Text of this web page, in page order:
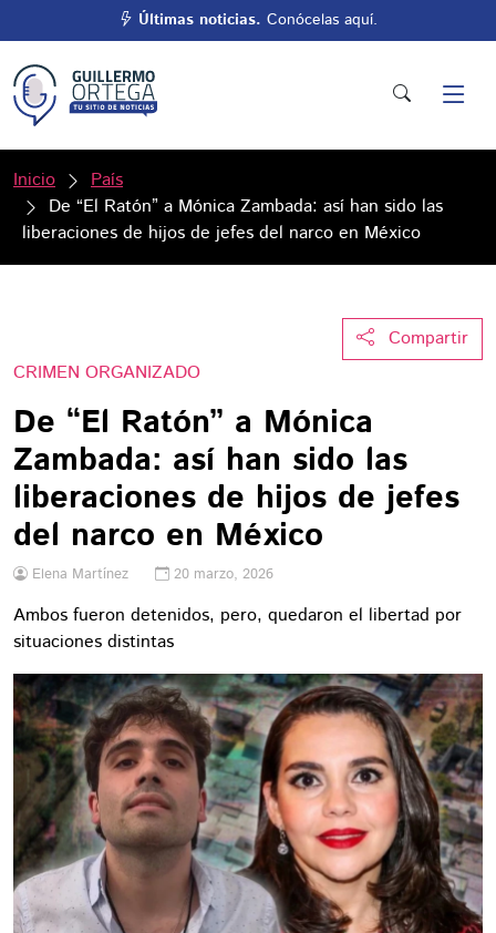
Últimas noticias. Conócelas aquí.
Inicio
País
De “El Ratón” a Mónica Zambada: así han sido las
liberaciones de hijos de jefes del narco en México
Compartir
CRIMEN ORGANIZADO
De “El Ratón” a Mónica
Zambada: así han sido las
liberaciones de hijos de jefes
del narco en México
Elena Martínez 20 marzo, 2026
Ambos fueron detenidos, pero, quedaron el libertad por
situaciones distintas